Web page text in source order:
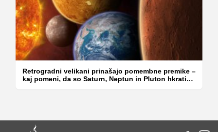
Retrogradni velikani prinašajo pomembne premike –
kaj pomeni, da so Saturn, Neptun in Pluton hkrati